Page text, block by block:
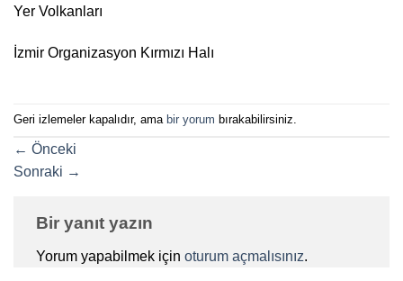
Yer Volkanları
İzmir Organizasyon Kırmızı Halı
Geri izlemeler kapalıdır, ama bir yorum bırakabilirsiniz.
← Önceki
Sonraki →
Bir yanıt yazın
Yorum yapabilmek için oturum açmalısınız.